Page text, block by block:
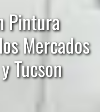
Pintura
Mercados
Tucson